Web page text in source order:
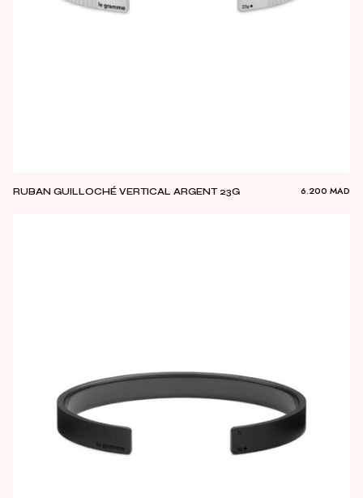
RUBAN GUILLOCHÉ VERTICAL ARGENT 23G 6.200 MAD